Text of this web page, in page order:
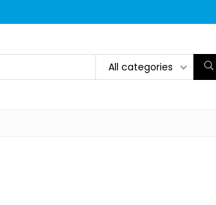
All categories